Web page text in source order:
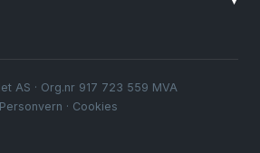
AS · Org.nr 917 723 559 MVA
Personvern · Cookies